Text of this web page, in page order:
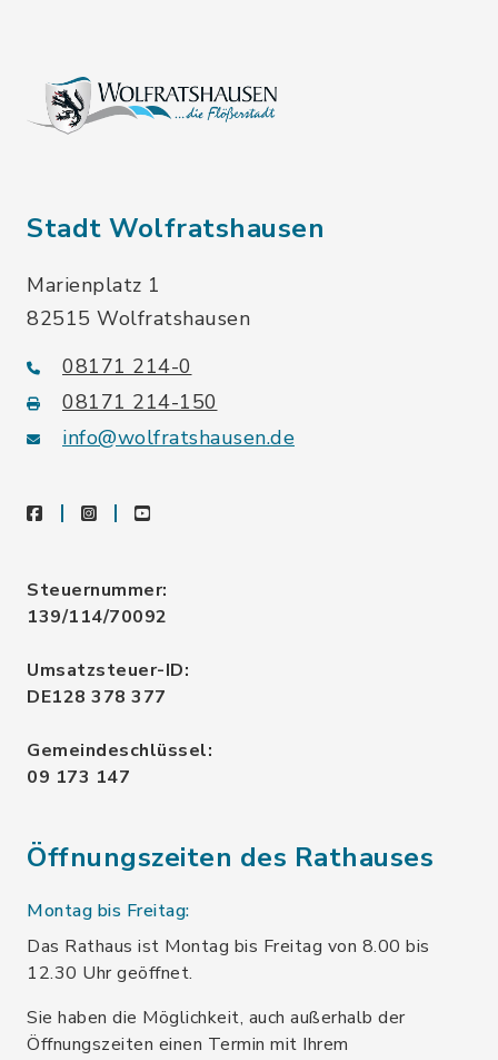
Stadt Wolfratshausen
Marienplatz 1
82515 Wolfratshausen
08171 214-0
08171 214-150
info@wolfratshausen.de
facebookinstagramyoutube
Steuernummer:
139/114/70092
Umsatzsteuer-ID:
DE128 378 377
Gemeindeschlüssel:
09 173 147
Öffnungszeiten des Rathauses
Montag bis Freitag:
Das Rathaus ist Montag bis Freitag von 8.00 bis
12.30 Uhr geöffnet.
Sie haben die Möglichkeit, auch außerhalb der
Öffnungszeiten einen Termin mit Ihrem